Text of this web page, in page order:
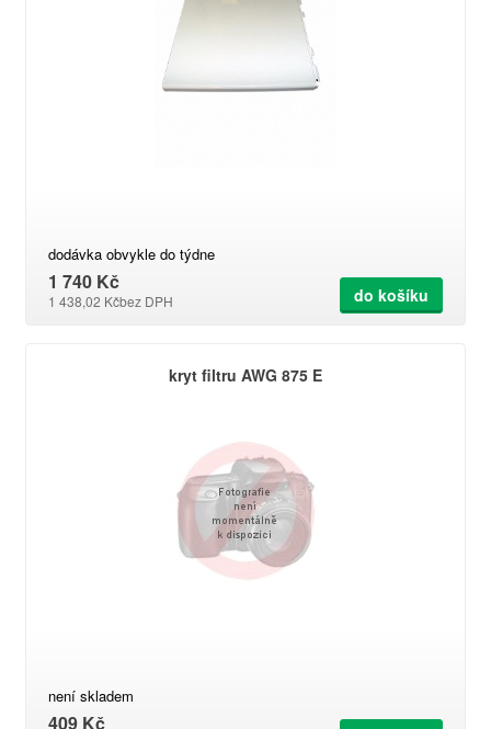
dodávka obvykle do týdne
1 740 Kč
1 438,02 Kčbez DPH do košíku
kryt filtru AWG 875 E
není skladem
409 Kč